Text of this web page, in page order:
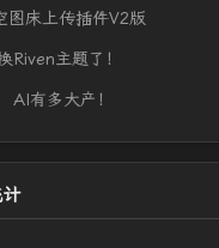
图床上传插件V2版
Riven主题了！
AI有多大产！